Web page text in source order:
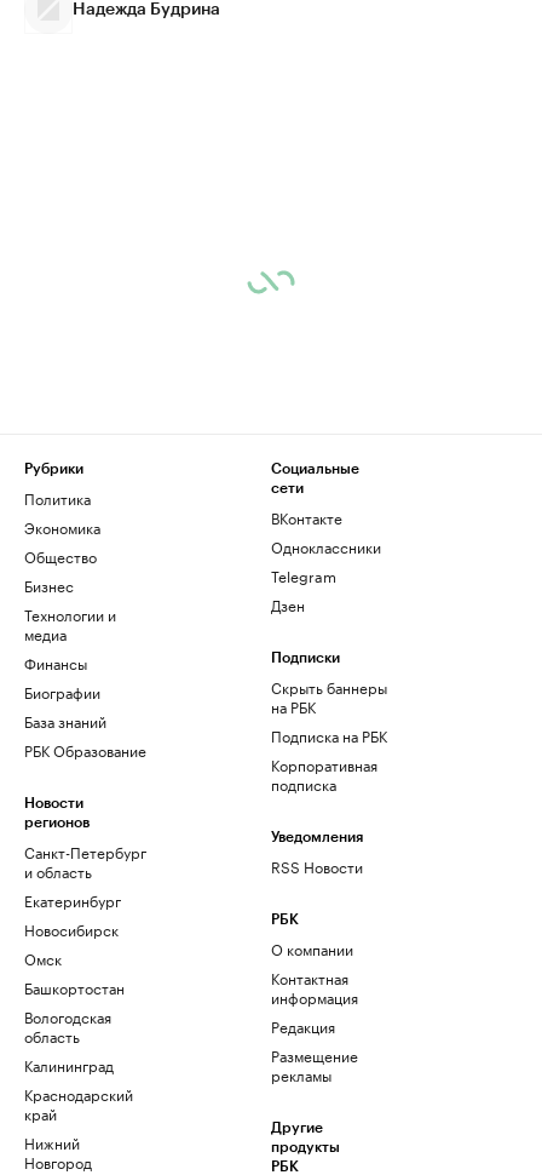
Надежда Будрина
Рубрики
Политика
Экономика
Общество
Бизнес
Технологии и
медиа
Финансы
Биографии
База знаний
РБК Образование
Новости
регионов
Санкт-Петербург
и область
Екатеринбург
Новосибирск
Омск
Башкортостан
Вологодская
область
Калининград
Краснодарский
край
Нижний
Новгород
Социальные
сети
ВКонтакте
Одноклассники
Telegram
Дзен
Подписки
Скрыть баннеры
на РБК
Подписка на РБК
Корпоративная
подписка
Уведомления
RSS Новости
РБК
О компании
Контактная
информация
Редакция
Размещение
рекламы
Другие
продукты
РБК